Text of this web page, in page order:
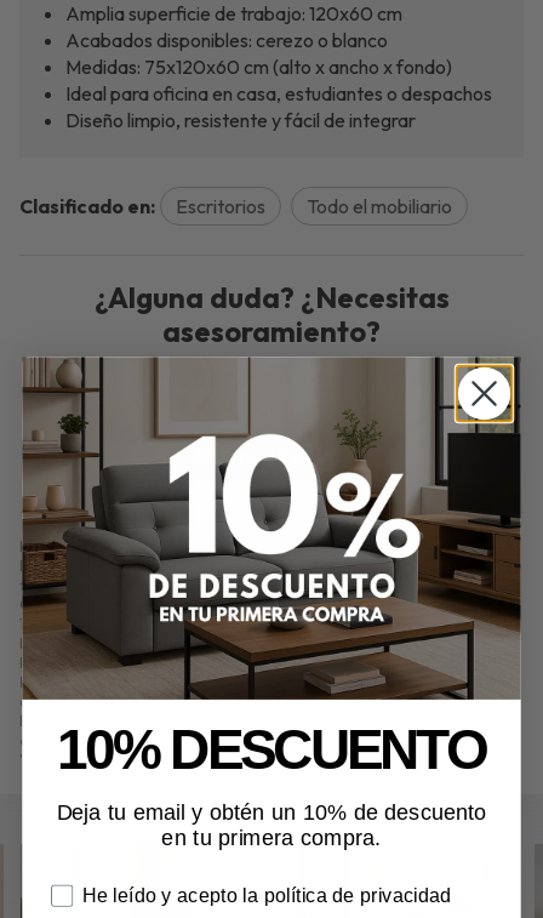
Mesa Oficina Delta – 120x60 cm en Cerezo o Blanco. Mesa de oficina
Delta de 120x60 cm. Disponible en cerezo o blanco. Perfecta para
teletrabajo o estudio. Diseño amplio, práctico y funcional.
Comprar
Mesa de Oficina Delta – 120x60 cm en Cerezo o Blanco por
130,80 €. Stock del producto según combinación. Disponible en colores:
blanco; cerezo.
Precio, información, características e imágenes de
Mesa de Oficina
Delta – 120x60 cm en Cerezo o Blanco
referencia N113, pertenece a las
categoríasEscritorios(5) yTodo el mobiliario(177).
Encuentra productos relacionados y de similares características a
de Oficina Delta – 120x60 cm en Cerezo o Blancoen "Oficina",
"Escritorios".
Amplia superficie de trabajo: 120x60 cm
Acabados disponibles: cerezo o blanco
Medidas: 75x120x60 cm (alto x ancho x fondo)
Ideal para oficina en casa, estudiantes o despachos
Diseño limpio, resistente y fácil de integrar
Clasificado en: Escritorios Todo el mobiliario
¿Alguna duda? ¿Necesitas
asesoramiento?
Ponte en contacto con nosotros y resolveremos
ENVIAR EMAIL
10% DESCUENTO
Deja tu email y obtén un 10% de descuento
en tu primera compra.
He leído y acepto la política de privacidad